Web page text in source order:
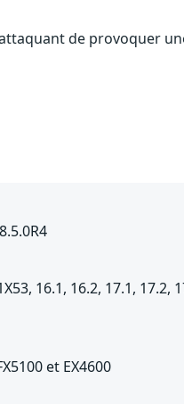
de provoquer
16.1, 16.2, 17.1, 17.2,
et EX4600